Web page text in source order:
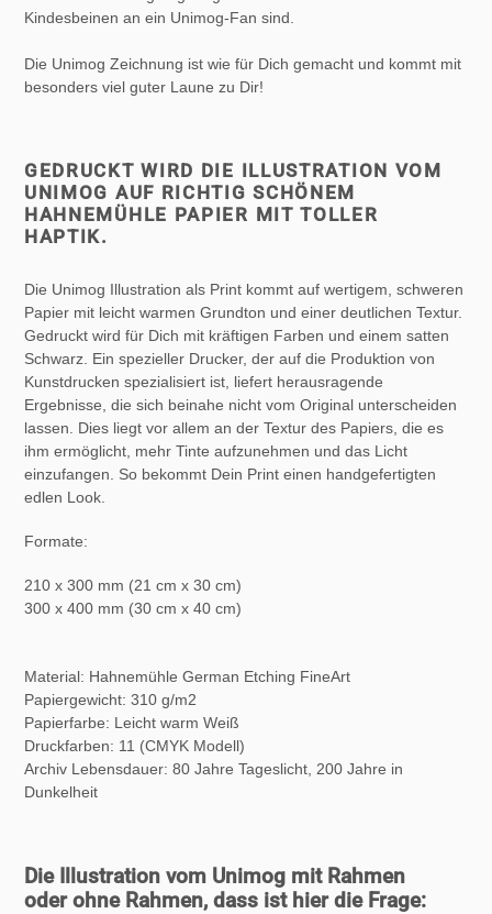
Kindesbeinen an ein Unimog-Fan sind.
Die Unimog Zeichnung ist wie für Dich gemacht und kommt mit
besonders viel guter Laune zu Dir!
GEDRUCKT WIRD DIE ILLUSTRATION VOM
UNIMOG AUF RICHTIG SCHÖNEM
HAHNEMÜHLE PAPIER MIT TOLLER
HAPTIK.
Die Unimog Illustration als Print kommt auf wertigem, schweren
Papier mit leicht warmen Grundton und einer deutlichen Textur.
Gedruckt wird für Dich mit kräftigen Farben und einem satten
Schwarz. Ein spezieller Drucker, der auf die Produktion von
Kunstdrucken spezialisiert ist, liefert herausragende
Ergebnisse, die sich beinahe nicht vom Original unterscheiden
lassen. Dies liegt vor allem an der Textur des Papiers, die es
ihm ermöglicht, mehr Tinte aufzunehmen und das Licht
einzufangen. So bekommt Dein Print einen handgefertigten
edlen Look.
Formate:
210 x 300 mm (21 cm x 30 cm)
300 x 400 mm (30 cm x 40 cm)
Material: Hahnemühle German Etching FineArt
Papiergewicht: 310 g/m2
Papierfarbe: Leicht warm Weiß
Druckfarben: 11 (CMYK Modell)
Archiv Lebensdauer: 80 Jahre Tageslicht, 200 Jahre in
Dunkelheit
Die Illustration vom Unimog mit Rahmen
oder ohne Rahmen, dass ist hier die Frage: